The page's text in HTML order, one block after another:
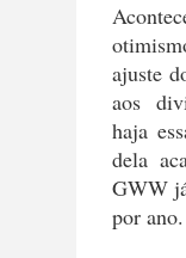
ajuste
aos
haja
dela
GWW
por ano.